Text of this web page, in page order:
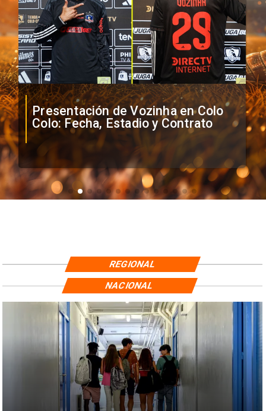
Presentación de Vozinha en Colo
Colo: Fecha, Estadio y Contrato
REGIONAL
NACIONAL